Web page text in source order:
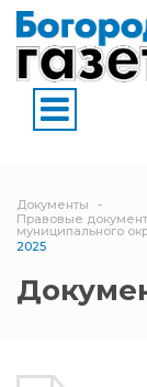
Документы
Правовые
муниципального
2025